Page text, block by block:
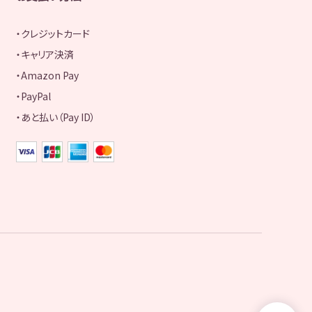
クレジットカード
キャリア決済
Amazon Pay
PayPal
あと払い（Pay ID）